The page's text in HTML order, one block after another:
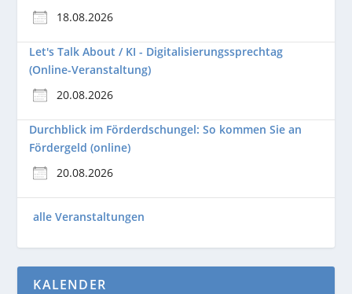
18.08.2026
Let's Talk About / KI - Digitalisierungssprechtag
(Online-Veranstaltung)
20.08.2026
Durchblick im Förderdschungel: So kommen Sie an
Fördergeld (online)
20.08.2026
alle Veranstaltungen
KALENDER